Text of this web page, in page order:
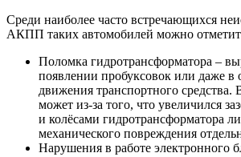
Среди наиболее часто встречающихся
АКПП таких автомобилей можно
Поломка гидротрансформатора –
появлении пробуксовок или даже в
движения транспортного средства.
может из-за того, что увеличился
и колёсами гидротрансформатора
механического повреждения
Нарушения в работе электронного